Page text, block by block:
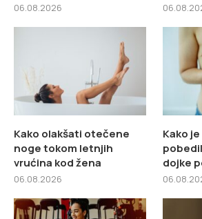
06.08.2026
Kako olakšati otečene
noge tokom letnjih
vrućina kod žena
06.08.2026
Kako
dojke